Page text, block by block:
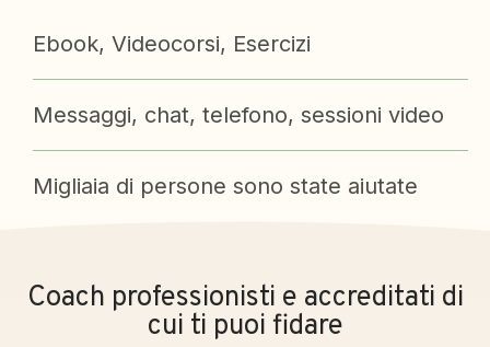
Ebook, Videocorsi, Esercizi
Messaggi, chat, telefono, sessioni video
Migliaia di persone sono state aiutate
Coach professionisti e accreditati di
cui ti puoi fidare